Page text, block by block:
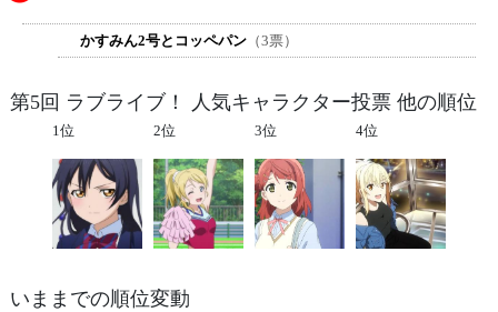
かすみん2号とコッペパン （3票）
第5回 ラブライブ！ 人気キャラクター投票 他の順位
1位 2位 3位 4位
いままでの順位変動